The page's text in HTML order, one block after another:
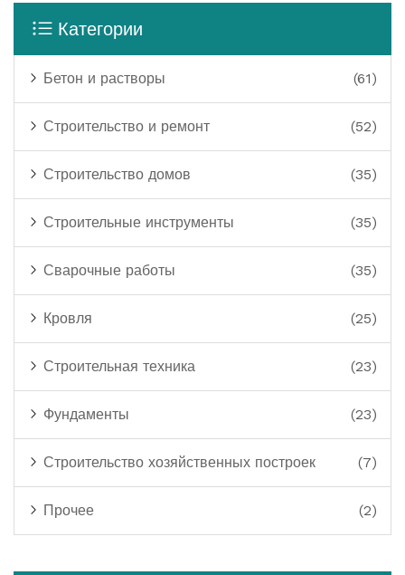
Категории
Бетон и растворы (61)
Строительство и ремонт (52)
Строительство домов (35)
Строительные инструменты (35)
Сварочные работы (35)
Кровля (25)
Строительная техника (23)
Фундаменты (23)
Строительство хозяйственных построек (7)
Прочее (2)